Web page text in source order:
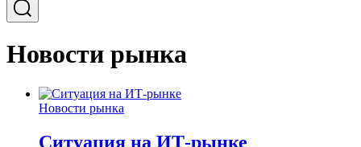
Новости рынка
Новости рынка
Ситуация на ИТ-рынке